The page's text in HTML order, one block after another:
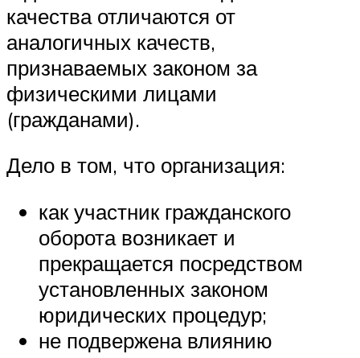
качества отличаются от
аналогичных качеств,
признаваемых законом за
физическими лицами
(гражданами).
Дело в том, что организация:
как участник гражданского
оборота возникает и
прекращается посредством
установленных законом
юридических процедур;
не подвержена влиянию